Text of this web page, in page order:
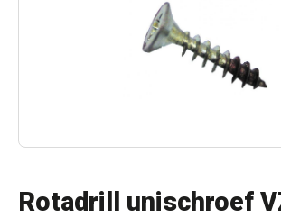
Rotadrill unischroef